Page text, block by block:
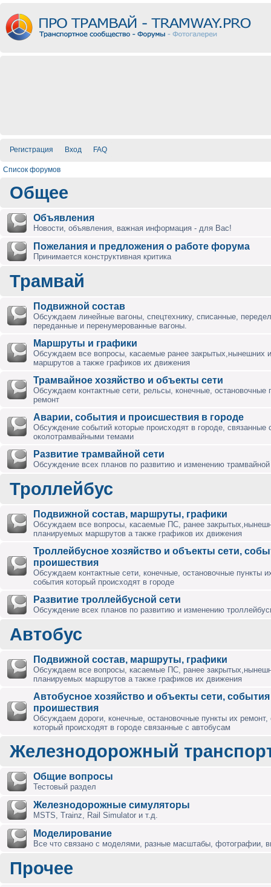
Регистрация Вход FAQ
Список форумов
Общее
Объявления
Новости, объявления, важная информация - для Вас!
Пожелания и предложения о работе форума
Принимается конструктивная критика
Трамвай
Подвижной состав
Обсуждаем линейные вагоны, спецтехнику, списанные,
переданные и перенумерованные вагоны.
Маршруты и графики
Обсуждаем все вопросы, касаемые ранее закрытых,нынешних
маршрутов а также графиков их движения
Трамвайное хозяйство и объекты сети
Обсуждаем контактные сети, рельсы, конечные, остановочные
ремонт
Аварии, события и происшествия в городе
Обсуждение событий которые происходят в городе, связанные
околотрамвайными темами
Развитие трамвайной сети
Обсуждение всех планов по развитию и изменению трамвайной
Троллейбус
Подвижной состав, маршруты, графики
Обсуждаем все вопросы, касаемые ПС, ранее
планируемых маршрутов а также графиков их движения
Троллейбусное хозяйство и объекты сети,
проишествия
Обсуждаем контактные сети, конечные, остановочные пункты
события который происходят в городе
Развитие троллейбусной сети
Обсуждение всех планов по развитию и изменению
Автобус
Подвижной состав, маршруты, графики
Обсуждаем все вопросы, касаемые ПС, ранее
планируемых маршрутов а также графиков их движения
Автобусное хозяйство и объекты сети,
проишествия
Обсуждаем дороги, конечные, остановочные пункты их ремонт,
который происходят в городе связанные с автобусам
Железнодорожный
Общие вопросы
Тестовый раздел
Железнодорожные симуляторы
MSTS, Trainz, Rail Simulator и т.д.
Моделирование
Все что связано с моделями, разные масштабы, фотографии,
Прочее